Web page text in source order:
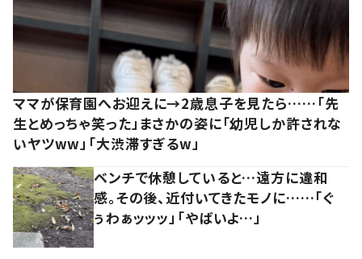
ママが保育園へお迎えに→2歳息子を見たら……「先
生とめっちゃ笑った」まさかの姿に「幼児しか許されな
いヤツww」「大渋滞すぎるw」
ベンチで休憩していると…遠方に違和
感。その後、近付いてきたモノに……「ぐ
ぅわぁッッッ」「やばいよ…」